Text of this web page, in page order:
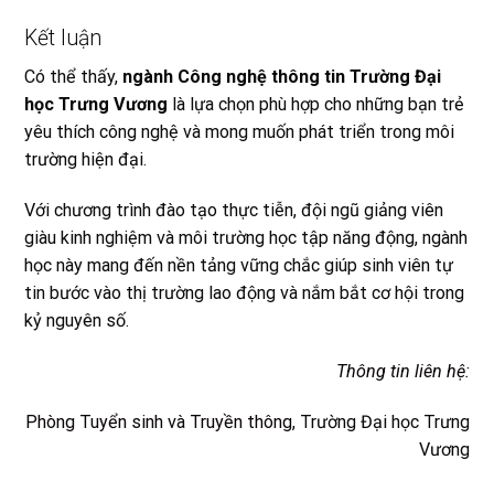
Kết luận
Có thể thấy, ngành Công nghệ thông tin Trường Đại
học Trưng Vương là lựa chọn phù hợp cho những bạn trẻ
yêu thích công nghệ và mong muốn phát triển trong môi
trường hiện đại.
Với chương trình đào tạo thực tiễn, đội ngũ giảng viên
giàu kinh nghiệm và môi trường học tập năng động, ngành
học này mang đến nền tảng vững chắc giúp sinh viên tự
tin bước vào thị trường lao động và nắm bắt cơ hội trong
kỷ nguyên số.
Thông tin liên hệ:
Phòng Tuyển sinh và Truyền thông, Trường Đại học Trưng
Vương